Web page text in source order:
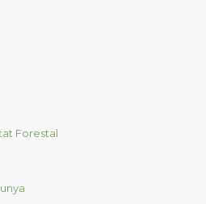
Forestal